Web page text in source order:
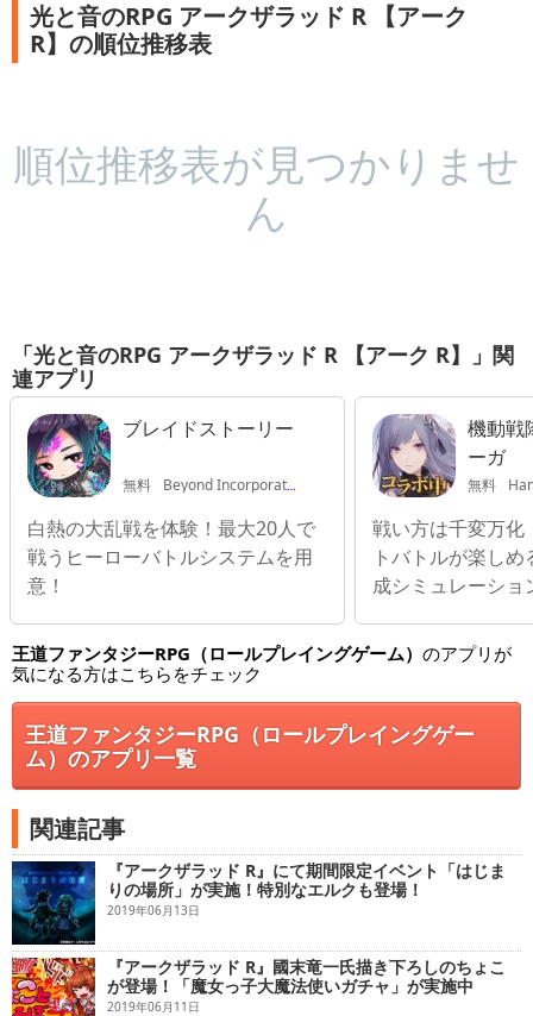
光と音のRPG アークザラッド R 【アーク
R】の順位推移表
順位推移表が見つかりませ
ん
「光と音のRPG アークザラッド R 【アーク R】」関
連アプリ
ブレイドストーリー
無料 Beyond Incorporated.
白熱の大乱戦を体験！最大20人で
戦うヒーローバトルシステムを用
意！
機動戦
ーガ
無料
戦い方は千変万化
トバトルが楽し
成シミュレーショ
王道ファンタジーRPG（ロールプレイングゲーム） のアプリが
気になる方はこちらをチェック
王道ファンタジーRPG（ロールプレイングゲー
ム）のアプリ一覧
関連記事
『アークザラッド R』にて期間限定イベント「はじま
りの場所」が実施！特別なエルクも登場！
2019年06月13日
『アークザラッド R』國末竜一氏描き下ろしのちょこ
が登場！「魔女っ子大魔法使いガチャ」が実施中
2019年06月11日